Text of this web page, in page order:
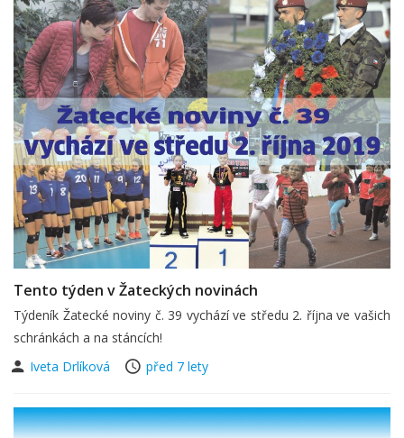
Tento týden v Žateckých novinách
Týdeník Žatecké noviny č. 39 vychází ve středu 2. října ve vašich
schránkách a na stáncích!
Iveta Drlíková
před 7 lety